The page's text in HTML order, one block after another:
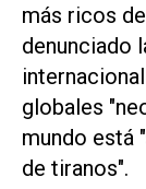
más ricos
denunciado
globales
mundo ⁠está
de tiranos".